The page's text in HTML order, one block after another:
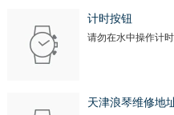
计时按钮
请勿在水中操作计
天津浪琴维修地